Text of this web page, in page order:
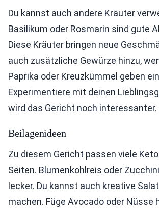
Du kannst auch andere Kräuter
Basilikum oder Rosmarin sind gute
Diese Kräuter bringen neue
auch zusätzliche Gewürze hinzu,
Paprika oder Kreuzkümmel geben
Experimentiere mit deinen
wird das Gericht noch interessanter.
Beilagenideen
Zu diesem Gericht passen viele
Seiten. Blumenkohlreis oder
lecker. Du kannst auch kreative
machen. Füge Avocado oder Nüsse